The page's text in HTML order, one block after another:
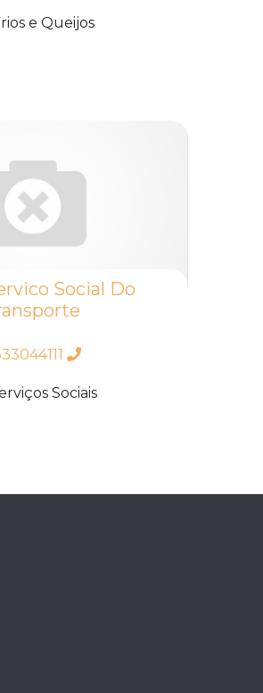
e Queijos
Social Do
Sociais